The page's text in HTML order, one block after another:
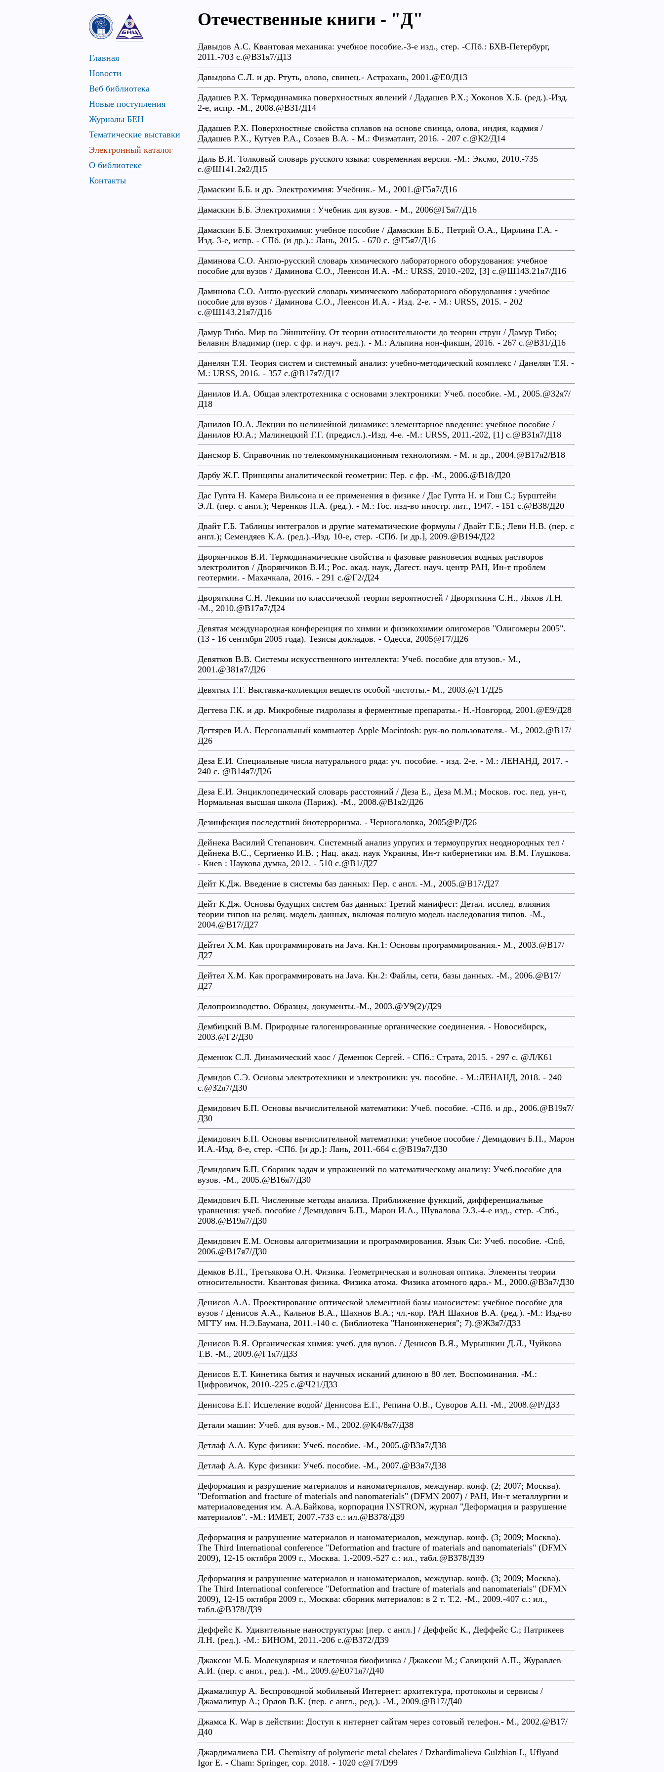
Главная
Новости
Веб библиотека
Новые поступления
Журналы БЕН
Тематические выставки
Электронный каталог
О библиотеке
Контакты
Отечественные книги - "Д"
Давыдов А.С. Квантовая механика: учебное пособие.-3-е изд., стер. -СПб.: БХВ-Петербург,
2011.-703 с.@В31я7/Д13
Давыдова С.Л. и др. Ртуть, олово, свинец.- Астрахань, 2001.@Е0/Д13
Дадашев Р.Х. Термодинамика поверхностных явлений / Дадашев Р.Х.; Хоконов Х.Б. (ред.).-Изд.
2-е, испр. -М., 2008.@В31/Д14
Дадашев Р.Х. Поверхностные свойства сплавов на основе свинца, олова, индия, кадмия /
Дадашев Р.Х., Кутуев Р.А., Созаев В.А. - М.: Физматлит, 2016. - 207 с.@К2/Д14
Даль В.И. Толковый словарь русского языка: современная версия. -М.: Эксмо, 2010.-735
с.@Ш141.2я2/Д15
Дамаскин Б.Б. и др. Электрохимия: Учебник.- М., 2001.@Г5я7/Д16
Дамаскин Б.Б. Электрохимия : Учебник для вузов. - М., 2006@Г5я7/Д16
Дамаскин Б.Б. Электрохимия: учебное пособие / Дамаскин Б.Б., Петрий О.А., Цирлина Г.А. -
Изд. 3-е, испр. - СПб. (и др.).: Лань, 2015. - 670 с. @Г5я7/Д16
Даминова С.О. Англо-русский словарь химического лабораторного оборудования: учебное
пособие для вузов / Даминова С.О., Леенсон И.А. -М.: URSS, 2010.-202, [3] с.@Ш143.21я7/Д16
Даминова С.О. Англо-русский словарь химического лабораторного оборудования : учебное
пособие для вузов / Даминова С.О., Леенсон И.А. - Изд. 2-е. - М.: URSS, 2015. - 202
с.@Ш143.21я7/Д16
Дамур Тибо. Мир по Эйнштейну. От теории относительности до теории струн / Дамур Тибо;
Белавин Владимир (пер. с фр. и науч. ред.). - М.: Альпина нон-фикшн, 2016. - 267 с.@В31/Д16
Данелян Т.Я. Теория систем и системный анализ: учебно-методический комплекс / Данелян Т.Я. -
М.: URSS, 2016. - 357 с.@В17я7/Д17
Данилов И.А. Общая электротехника с основами электроники: Учеб. пособие. -М., 2005.@З2я7/
Д18
Данилов Ю.А. Лекции по нелинейной динамике: элементарное введение: учебное пособие /
Данилов Ю.А.; Малинецкий Г.Г. (предисл.).-Изд. 4-е. -М.: URSS, 2011.-202, [1] с.@В31я7/Д18
Дансмор Б. Справочник по телекоммуникационным технологиям. - М. и др., 2004.@В17я2/В18
Дарбу Ж.Г. Принципы аналитической геометрии: Пер. с фр. -М., 2006.@В18/Д20
Дас Гупта Н. Камера Вильсона и ее применения в физике / Дас Гупта Н. и Гош С.; Бурштейн
Э.Л. (пер. с англ.); Черенков П.А. (ред.). - М.: Гос. изд-во иностр. лит., 1947. - 151 с.@В38/Д20
Двайт Г.Б. Таблицы интегралов и другие математические формулы / Двайт Г.Б.; Леви Н.В. (пер. с
англ.); Семендяев К.А. (ред.).-Изд. 10-е, стер. -СПб. [и др.], 2009.@В194/Д22
Дворянчиков В.И. Термодинамические свойства и фазовые равновесия водных растворов
электролитов / Дворянчиков В.И.; Рос. акад. наук, Дагест. науч. центр РАН, Ин-т проблем
геотермии. - Махачкала, 2016. - 291 с.@Г2/Д24
Дворяткина С.Н. Лекции по классической теории вероятностей / Дворяткина С.Н., Ляхов Л.Н.
-М., 2010.@В17я7/Д24
Девятая международная конференция по химии и физикохимии олигомеров "Олигомеры 2005".
(13 - 16 сентября 2005 года). Тезисы докладов. - Одесса, 2005@Г7/Д26
Девятков В.В. Системы искусственного интеллекта: Учеб. пособие для втузов.- М.,
2001.@З81я7/Д26
Девятых Г.Г. Выставка-коллекция веществ особой чистоты.- М., 2003.@Г1/Д25
Дегтева Г.К. и др. Микробные гидролазы я ферментные препараты.- Н.-Новгород, 2001.@Е9/Д28
Дегтярев И.А. Персональный компьютер Apple Macintosh: рук-во пользователя.- М., 2002.@В17/
Д26
Деза Е.И. Специальные числа натурального ряда: уч. пособие. - изд. 2-е. - М.: ЛЕНАНД, 2017. -
240 с. @В14я7/Д26
Деза Е.И. Энциклопедический словарь расстояний / Деза Е., Деза М.М.; Москов. гос. пед. ун-т,
Нормальная высшая школа (Париж). -М., 2008.@В1я2/Д26
Дезинфекция последствий биотерроризма. - Черноголовка, 2005@Р/Д26
Дейнека Василий Степанович. Системный анализ упругих и термоупругих неоднородных тел /
Дейнека В.С., Сергиенко И.В. ; Нац. акад. наук Украины, Ин-т кибернетики им. В.М. Глушкова.
- Киев : Наукова думка, 2012. - 510 c.@В1/Д27
Дейт К.Дж. Введение в системы баз данных: Пер. с англ. -М., 2005.@В17/Д27
Дейт К.Дж. Основы будущих систем баз данных: Третий манифест: Детал. исслед. влияния
теории типов на реляц. модель данных, включая полную модель наследования типов. -М.,
2004.@В17/Д27
Дейтел Х.М. Как программировать на Java. Кн.1: Основы программирования.- М., 2003.@В17/
Д27
Дейтел Х.М. Как программировать на Java. Кн.2: Файлы, сети, базы данных. -М., 2006.@В17/
Д27
Делопроизводство. Образцы, документы.-М., 2003.@У9(2)/Д29
Дембицкий В.М. Природные галогенированные органические соединения. - Новосибирск,
2003.@Г2/Д30
Деменюк С.Л. Динамический хаос / Деменюк Сергей. - СПб.: Страта, 2015. - 297 с. @Л/К61
Демидов С.Э. Основы электротехники и электроники: уч. пособие. - М.:ЛЕНАНД, 2018. - 240
с.@З2я7/Д30
Демидович Б.П. Основы вычислительной математики: Учеб. пособие. -СПб. и др., 2006.@В19я7/
Д30
Демидович Б.П. Основы вычислительной математики: учебное пособие / Демидович Б.П., Марон
И.А.-Изд. 8-е, стер. -СПб. [и др.]: Лань, 2011.-664 с.@В19я7/Д30
Демидович Б.П. Сборник задач и упражнений по математическому анализу: Учеб.пособие для
вузов. -М., 2005.@В16я7/Д30
Демидович Б.П. Численные методы анализа. Приближение функций, дифференциальные
уравнения: учеб. пособие / Демидович Б.П., Марон И.А., Шувалова Э.З.-4-е изд., стер. -Спб.,
2008.@В19я7/Д30
Демидович Е.М. Основы алгоритмизации и программирования. Язык Си: Учеб. пособие. -Спб,
2006.@В17я7/Д30
Демков В.П., Третьякова О.Н. Физика. Геометрическая и волновая оптика. Элементы теории
относительности. Квантовая физика. Физика атома. Физика атомного ядра.- М., 2000.@В3я7/Д30
Денисов А.А. Проектирование оптической элементной базы наносистем: учебное пособие для
вузов / Денисов А.А., Кальнов В.А., Шахнов В.А.; чл.-кор. РАН Шахнов В.А. (ред.). -М.: Изд-во
МГТУ им. Н.Э.Баумана, 2011.-140 с. (Библиотека "Наноинженерия"; 7).@Ж3я7/Д33
Денисов В.Я. Органическая химия: учеб. для вузов. / Денисов В.Я., Мурышкин Д.Л., Чуйкова
Т.В. -М., 2009.@Г1я7/Д33
Денисов Е.Т. Кинетика бытия и научных исканий длиною в 80 лет. Воспоминания. -М.:
Цифровичок, 2010.-225 с.@Ч21/Д33
Денисова Е.Г. Исцеление водой/ Денисова Е.Г., Репина О.В., Суворов А.П. -М., 2008.@Р/Д33
Детали машин: Учеб. для вузов.- М., 2002.@К4/8я7/Д38
Детлаф А.А. Курс физики: Учеб. пособие. -М., 2005.@В3я7/Д38
Детлаф А.А. Курс физики: Учеб. пособие. -М., 2007.@В3я7/Д38
Деформация и разрушение материалов и наноматериалов, междунар. конф. (2; 2007; Москва).
"Deformation and fracture of materials and nanomaterials" (DFMN 2007) / РАН, Ин-т металлургии и
материаловедения им. А.А.Байкова, корпорация INSTRON, журнал "Деформация и разрушение
материалов". -М.: ИМЕТ, 2007.-733 с.: ил.@В378/Д39
Деформация и разрушение материалов и наноматериалов, междунар. конф. (3; 2009; Москва).
The Third International conference "Deformation and fracture of materials and nanomaterials" (DFMN
2009), 12-15 октября 2009 г., Москва. 1.-2009.-527 с.: ил., табл.@В378/Д39
Деформация и разрушение материалов и наноматериалов, междунар. конф. (3; 2009; Москва).
The Third International conference "Deformation and fracture of materials and nanomaterials" (DFMN
2009), 12-15 октября 2009 г., Москва: сборник материалов: в 2 т. Т.2. -М., 2009.-407 с.: ил.,
табл.@В378/Д39
Деффейс К. Удивительные наноструктуры: [пер. c англ.] / Деффейс К., Деффейс С.; Патрикеев
Л.Н. (ред.). -М.: БИНОМ, 2011.-206 с.@В372/Д39
Джаксон М.Б. Молекулярная и клеточная биофизика / Джаксон М.; Савицкий А.П., Журавлев
А.И. (пер. с англ., ред.). -М., 2009.@Е071я7/Д40
Джамалипур А. Беспроводной мобильный Интернет: архитектура, протоколы и сервисы /
Джамалипур А.; Орлов В.К. (пер. с англ., ред.). -М., 2009.@В17/Д40
Джамса К. Wap в действии: Доступ к интернет сайтам через сотовый телефон.- М., 2002.@В17/
Д40
Джардималиева Г.И. Chemistry of polymeric metal chelates / Dzhardimalieva Gulzhian I., Uflyand
Igor E. - Cham: Springer, cop. 2018. - 1020 c@Г7/D99